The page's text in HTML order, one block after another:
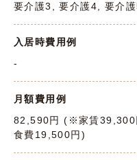
要介護3, 要介護4, 要介
入居時費用例
-
月額費用例
82,590円 (※家賃39,300
食費19,500円)